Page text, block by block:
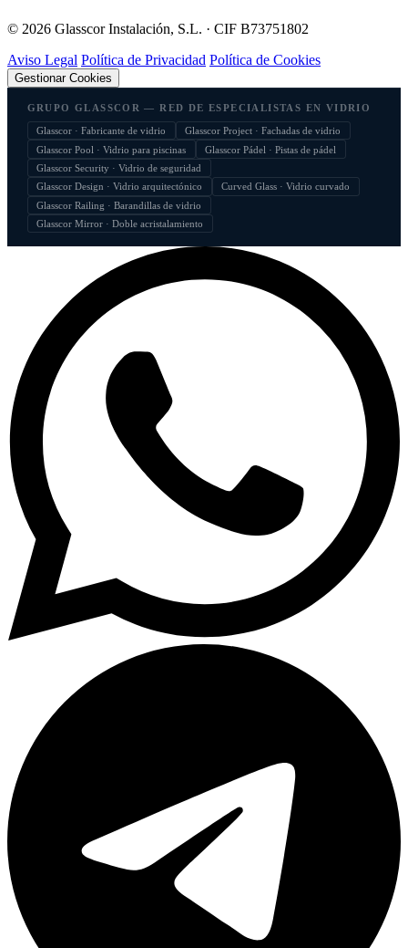
© 2026 Glasscor Instalación, S.L. · CIF B73751802
Aviso Legal Política de Privacidad Política de Cookies
Gestionar Cookies
GRUPO GLASSCOR — RED DE ESPECIALISTAS EN VIDRIO
Glasscor · Fabricante de vidrio
Glasscor Project · Fachadas de vidrio
Glasscor Pool · Vidrio para piscinas
Glasscor Pádel · Pistas de pádel
Glasscor Security · Vidrio de seguridad
Glasscor Design · Vidrio arquitectónico
Curved Glass · Vidrio curvado
Glasscor Railing · Barandillas de vidrio
Glasscor Mirror · Doble acristalamiento